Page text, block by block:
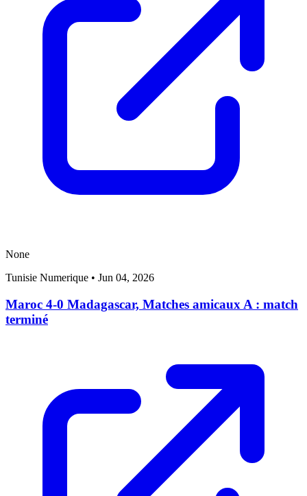
None
Tunisie Numerique • Jun 04, 2026
Maroc 4-0 Madagascar, Matches amicaux A : match
terminé